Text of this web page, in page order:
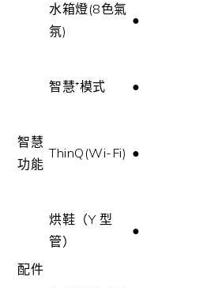
水箱燈(8色氣
氛)
●
智慧⁺模式 ●
智慧
功能
ThinQ(Wi-Fi) ●
配件
烘鞋（Y 型
管）
●